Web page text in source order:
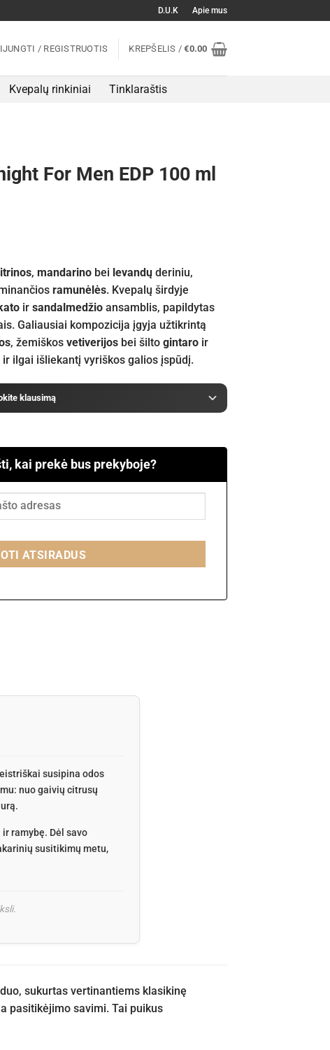
D.U.K Apie mus
/ REGISTRUOTIS KREPŠELIS /€0.00
Kvepalų rinkiniai Tinklaraštis
For Men EDP 100 ml
, mandarino bei levandų deriniu,
ramunėlės. Kvepalų širdyje
ir sandalmedžio ansamblis, papildytas
Galiausiai kompozicija įgyja užtikrintą
, žemiškos vetiverijos bei šilto gintaro ir
ilgai išliekantį vyriškos galios įspūdį.
klausimą
kai prekė bus prekyboje?
ATSIRADUS
susipina odos
nuo gaivių citrusų
ramybę. Dėl savo
susitikimų metu,
sukurtas vertinantiems klasikinę
pasitikėjimo savimi. Tai puikus